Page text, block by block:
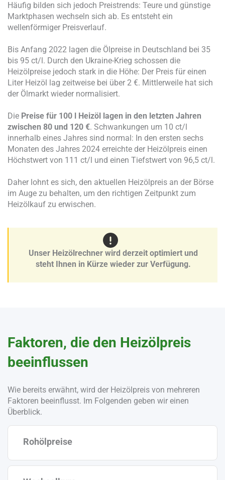
Häufig bilden sich jedoch Preistrends: Teure und günstige
Marktphasen wechseln sich ab. Es entsteht ein
wellenförmiger Preisverlauf.
Bis Anfang 2022 lagen die Ölpreise in Deutschland bei 35
bis 95 ct/l. Durch den Ukraine-Krieg schossen die
Heizölpreise jedoch stark in die Höhe: Der Preis für einen
Liter Heizöl lag zeitweise bei über 2 €. Mittlerweile hat sich
der Ölmarkt wieder normalisiert.
Die Preise für 100 l Heizöl lagen in den letzten Jahren
zwischen 80 und 120 €. Schwankungen um 10 ct/l
innerhalb eines Jahres sind normal: In den ersten sechs
Monaten des Jahres 2024 erreichte der Heizölpreis einen
Höchstwert von 111 ct/l und einen Tiefstwert von 96,5 ct/l.
Daher lohnt es sich, den aktuellen Heizölpreis an der Börse
im Auge zu behalten, um den richtigen Zeitpunkt zum
Heizölkauf zu erwischen.
Unser Heizölrechner wird derzeit optimiert und
steht Ihnen in Kürze wieder zur Verfügung.
Faktoren, die den Heizölpreis
beeinflussen
Wie bereits erwähnt, wird der Heizölpreis von mehreren
Faktoren beeinflusst. Im Folgenden geben wir einen
Überblick.
Rohölpreise
sind die globalen Rohölpreise. Rohöl wird an